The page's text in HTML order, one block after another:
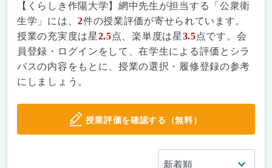
【くらしき作陽大学】網中先生が担当する「公衆衛
生学」には、2件の授業評価が寄せられています。
授業の充実度は星2.5点、楽単度は星3.5点です。会
員登録・ログインをして、在学生による評価とシラ
バスの内容をもとに、授業の選択・履修登録の参考
にしましょう。
授業評価を確認する（無料）